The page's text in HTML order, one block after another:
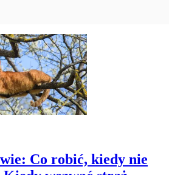
Co robić, kiedy nie